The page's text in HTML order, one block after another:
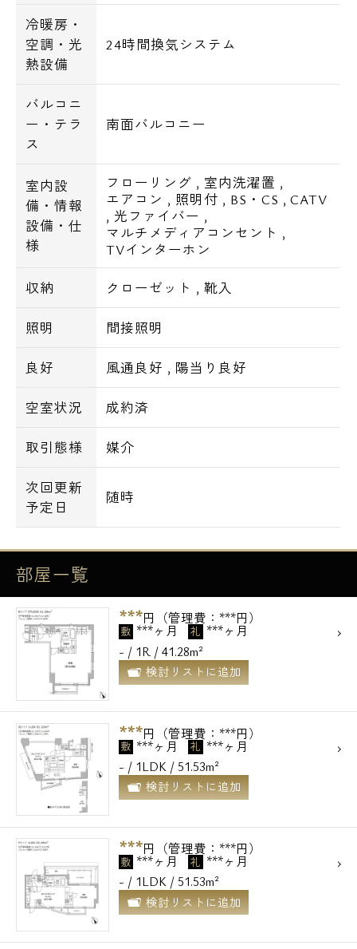
冷暖房・
空調・光
熱設備
24時間換気システム
バルコニ
ー・テラ
ス
南面バルコニー
室内設
備・情報
設備・仕
様
フローリング , 室内洗濯置 ,
エアコン , 照明付 , BS・CS ,CATV
, 光ファイバー ,
マルチメディアコンセント ,
TVインターホン
収納 クローゼット , 靴入
照明 間接照明
良好 風通良好 , 陽当り良好
空室状況 成約済
取引態様 媒介
次回更新
予定日
随時
部屋一覧
***円（管理費：***円）
敷 ***ヶ月 礼 ***ヶ月
- / 1R / 41.28m²
検討リストに追加
***円（管理費：***円）
敷 ***ヶ月 礼 ***ヶ月
- / 1LDK / 51.53m²
検討リストに追加
***円（管理費：***円）
敷 ***ヶ月 礼 ***ヶ月
- / 1LDK / 51.53m²
検討リストに追加
電話でお問い合わせ
0120-500-529
営業時間 10：00～18：00
メールでお問い合わせ
お問い合わせ